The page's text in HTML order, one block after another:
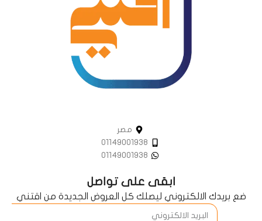
مصر
01149001938
01149001938
ابقى على تواصل
ضع بريدك الالكتروني ليصلك كل العروض الجديدة من اقتني